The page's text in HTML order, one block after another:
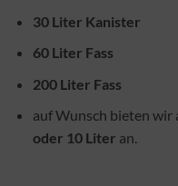
30 Liter Kanister
60 Liter Fass
200 Liter Fass
auf Wunsch bieten wir
oder 10 Liter an.